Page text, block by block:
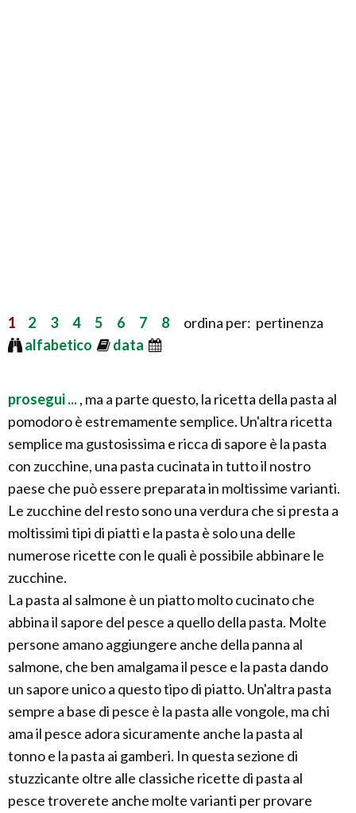
1 2 3 4 5 6 7 8 ordina per: pertinenza
alfabetico
data
prosegui ..., ma a parte questo, la ricetta della pasta al
pomodoro è estremamente semplice. Un'altra ricetta
semplice ma gustosissima e ricca di sapore è la pasta
con zucchine, una pasta cucinata in tutto il nostro
paese che può essere preparata in moltissime varianti.
Le zucchine del resto sono una verdura che si presta a
moltissimi tipi di piatti e la pasta è solo una delle
numerose ricette con le quali è possibile abbinare le
zucchine.
La pasta al salmone è un piatto molto cucinato che
abbina il sapore del pesce a quello della pasta. Molte
persone amano aggiungere anche della panna al
salmone, che ben amalgama il pesce e la pasta dando
un sapore unico a questo tipo di piatto. Un'altra pasta
sempre a base di pesce è la pasta alle vongole, ma chi
ama il pesce adora sicuramente anche la pasta al
tonno e la pasta ai gamberi. In questa sezione di
stuzzicante oltre alle classiche ricette di pasta al
pesce troverete anche molte varianti per provare